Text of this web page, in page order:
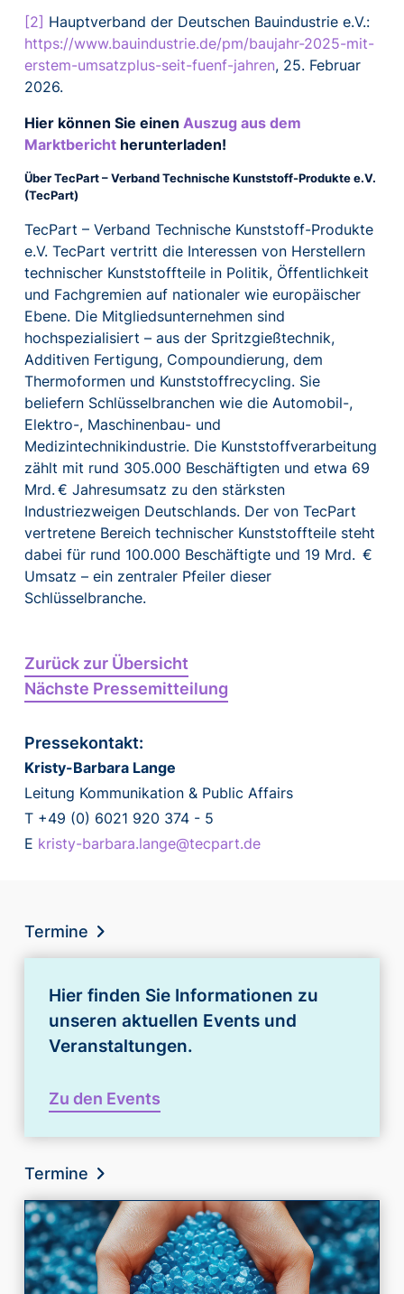
[2] Hauptverband der Deutschen Bauindustrie e.V.:
https://www.bauindustrie.de/pm/baujahr-2025-mit-
erstem-umsatzplus-seit-fuenf-jahren, 25. Februar
2026.
Hier können Sie einen Auszug aus dem
Marktbericht herunterladen!
Über TecPart – Verband Technische Kunststoff-Produkte e.V.
(TecPart)
TecPart – Verband Technische Kunststoff-Produkte
e.V. TecPart vertritt die Interessen von Herstellern
technischer Kunststoffteile in Politik, Öffentlichkeit
und Fachgremien auf nationaler wie europäischer
Ebene. Die Mitgliedsunternehmen sind
hochspezialisiert – aus der Spritzgießtechnik,
Additiven Fertigung, Compoundierung, dem
Thermoformen und Kunststoffrecycling. Sie
beliefern Schlüsselbranchen wie die Automobil-,
Elektro-, Maschinenbau- und
Medizintechnikindustrie. Die Kunststoffverarbeitung
zählt mit rund 305.000 Beschäftigten und etwa 69
Mrd. € Jahresumsatz zu den stärksten
Industriezweigen Deutschlands. Der von TecPart
vertretene Bereich technischer Kunststoffteile steht
dabei für rund 100.000 Beschäftigte und 19 Mrd. €
Umsatz – ein zentraler Pfeiler dieser
Schlüsselbranche.
Zurück zur Übersicht
Nächste Pressemitteilung
Pressekontakt:
Kristy-Barbara Lange
Leitung Kommunikation & Public Affairs
T +49 (0) 6021 920 374 - 5
E kristy-barbara.lange@tecpart.de
Termine
Hier finden Sie Informationen zu
unseren aktuellen Events und
Veranstaltungen.
Zu den Events
Termine